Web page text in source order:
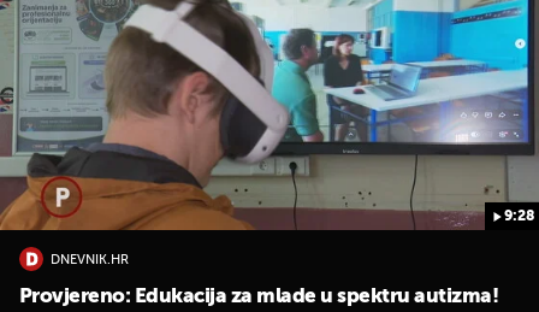
9:28
DNEVNIK.HR
Provjereno: Edukacija za mlade u spektru autizma!